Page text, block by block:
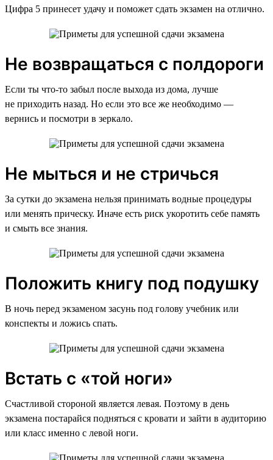
Цифра 5 принесет удачу и поможет сдать экзамен на отлично.
Не возвращаться с полдороги
Если ты что-то забыл после выхода из дома, лучше
не приходить назад. Но если это все же необходимо —
вернись и посмотри в зеркало.
Не мыться и не стричься
За сутки до экзамена нельзя принимать водные процедуры
или менять прическу. Иначе есть риск укоротить себе память
и смыть все знания.
Положить книгу под подушку
В ночь перед экзаменом засунь под голову учебник или
конспекты и ложись спать.
Встать с «той ноги»
Счастливой стороной является левая. Поэтому в день
экзамена постарайся подняться с кровати и зайти в аудиторию
или класс именно с левой ноги.